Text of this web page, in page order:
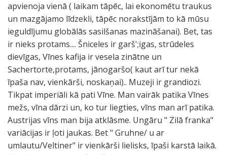
apvienoja vienā ( laikam tāpēc, lai ekonomētu traukus
un mazgājamo līdzekli, tāpēc norakstījām to kā mūsu
ieguldījumu globālās sasilšanas mazināšanai). Bet, tas
ir nieks protams.... Šniceles ir garš';igas, strūdeles
dievīgas, Vīnes kafija ir vesela zinātne un
Sachertorte,protams, jānogaršo( kaut arī tur nekā
īpaša nav, vienkārši, noskaņai).. Muzeji ir grandiozi.
Tikpat imperiāli kā pati Vīne. Man vairāk patika Vīnes
mežs, vīna dārzi un, ko tur liegties, vīns man arī patika.
Austrijas vīns man bija atklāsme. Ungāru " Zilā franka"
variācijas ir ļoti jaukas. Bet " Gruhne/ u ar
umlautu/Veltiner" ir vienkārši lielisks, īpaši karstā laikā.